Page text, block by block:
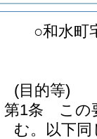
○和水町
(目的等)
第1条
この
む。以下同